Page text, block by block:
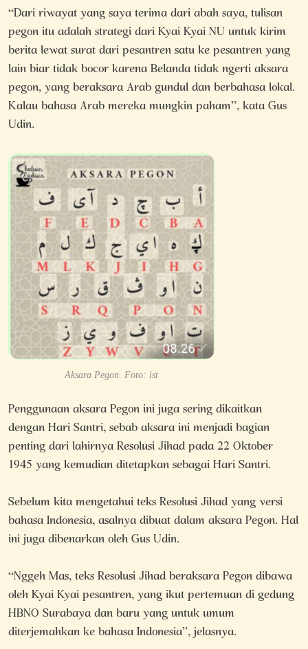
“Dari riwayat yang saya terima dari abah saya, tulisan
pegon itu adalah strategi dari Kyai Kyai NU untuk kirim
berita lewat surat dari pesantren satu ke pesantren yang
lain biar tidak bocor karena Belanda tidak ngerti aksara
pegon, yang beraksara Arab gundul dan berbahasa lokal.
Kalau bahasa Arab mereka mungkin paham”, kata Gus
Udin.
Aksara Pegon. Foto: ist
Penggunaan aksara Pegon ini juga sering dikaitkan
dengan Hari Santri, sebab aksara ini menjadi bagian
penting dari lahirnya Resolusi Jihad pada 22 Oktober
1945 yang kemudian ditetapkan sebagai Hari Santri.
Sebelum kita mengetahui teks Resolusi Jihad yang versi
bahasa Indonesia, asalnya dibuat dalam aksara Pegon. Hal
ini juga dibenarkan oleh Gus Udin.
“Nggeh Mas, teks Resolusi Jihad beraksara Pegon dibawa
oleh Kyai Kyai pesantren, yang ikut pertemuan di gedung
HBNO Surabaya dan baru yang untuk umum
diterjemahkan ke bahasa Indonesia”, jelasnya.